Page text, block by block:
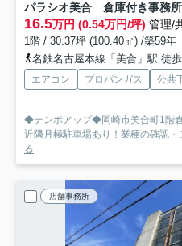
パラシオ美合 倉庫付き事務所
16.5万円 (0.54万円/坪) 管理/
1階 / 30.37坪 (100.40㎡) /築59年
名鉄名古屋本線「美合」駅 徒
エアコン プロパンガス 公共
◆テンポアップ◆岡崎市美合町1階
近隣月極駐車場あり！業種の確認
る
店舗事務所